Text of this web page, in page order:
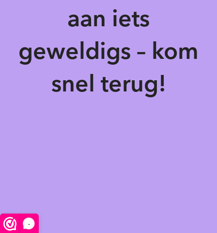
-
aan iets
geweldigs – kom
snel terug!